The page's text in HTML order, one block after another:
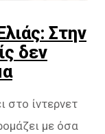
Στην
δεν
στο ίντερνετ
με όσα